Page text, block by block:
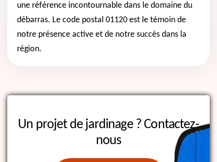
une référence incontournable dans le domaine du
débarras. Le code postal 01120 est le témoin de
notre présence active et de notre succès dans la
région.
Un projet de jardinage ? Contactez-
nous